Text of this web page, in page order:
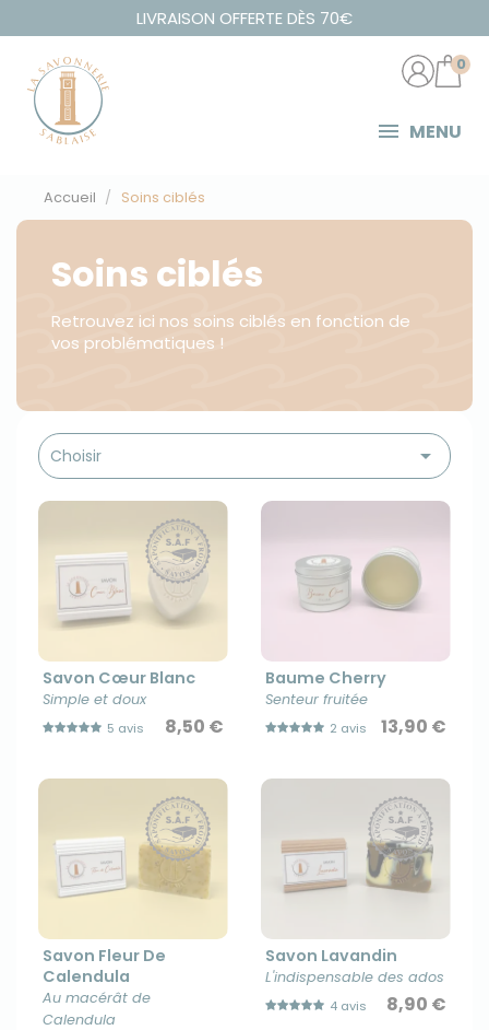
LIVRAISON OFFERTE DÈS 70€
MENU
0
Accueil Soins ciblés
Soins ciblés
Retrouvez ici nos soins ciblés en fonction de
vos problématiques !
Choisir 
Savon Cœur Blanc
Simple et doux
5 avis 8,50 €
Baume Cherry
Senteur fruitée
2 avis 13,90 €
Savon Fleur De
Calendula
Au macérât de
Calendula
Savon Lavandin
L'indispensable des ados
4 avis 8,90 €
Panneau de gestion des cookies